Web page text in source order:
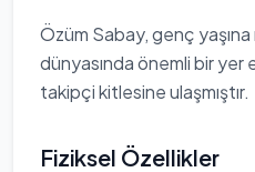
Özüm Sabay, genç
dünyasında önemli bir yer
takipçi kitlesine ulaşmıştır.
Fiziksel Özellikler